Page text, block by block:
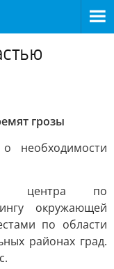
грозы
необходимости
центра по
окружающей
по области
районах град.